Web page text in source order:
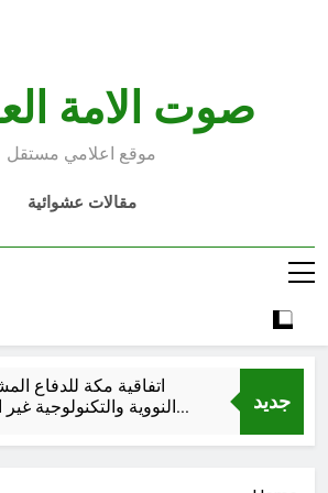
صوت الامة
موقع اعلامي مستقل
مقالات عشوائية
جديد
اتفاقية مكة للدفاع
النووية والتكنولوجية
هندسة ردع جديدة في